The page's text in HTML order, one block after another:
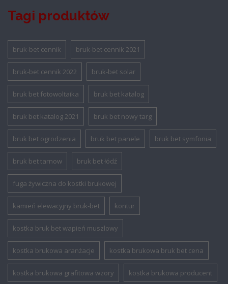
Tagi produktów
bruk-bet cennik bruk-bet cennik 2021
bruk-bet cennik 2022 bruk-bet solar
bruk bet fotowoltaika bruk bet katalog
bruk bet katalog 2021 bruk bet nowy targ
bruk bet ogrodzenia bruk bet panele bruk bet symfonia
bruk bet tarnow bruk bet łódź
fuga żywiczna do kostki brukowej
kamień elewacyjny bruk-bet kontur
kostka bruk bet wapień muszlowy
kostka brukowa aranżacje kostka brukowa bruk bet cena
kostka brukowa grafitowa wzory kostka brukowa producent